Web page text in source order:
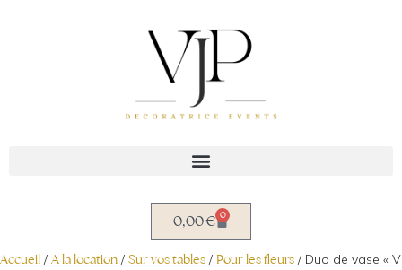
0,00€ 0
Accueil / A la location / Sur vos tables / Pour les fleurs / Duo de vase «